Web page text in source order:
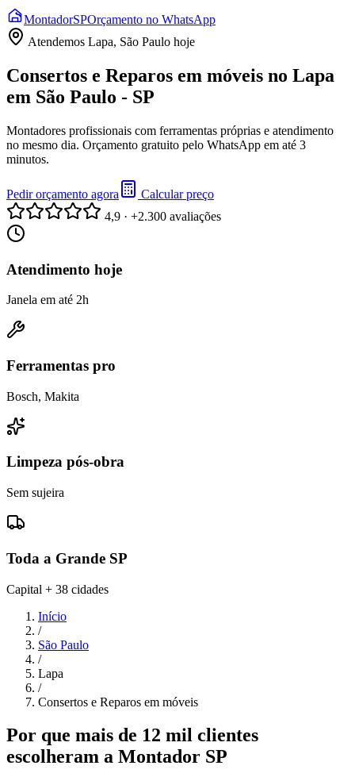
MontadorSPOrçamento no WhatsApp
Atendemos Lapa, São Paulo hoje
Consertos e Reparos em móveis no Lapa
em São Paulo - SP
Montadores profissionais com ferramentas próprias e atendimento
no mesmo dia. Orçamento gratuito pelo WhatsApp em até 3
minutos.
Pedir orçamento agora
Calcular preço
4,9 · +2.300 avaliações
Atendimento hoje
Janela em até 2h
Ferramentas pro
Bosch, Makita
Limpeza pós-obra
Sem sujeira
Toda a Grande SP
Capital + 38 cidades
Início
/
São Paulo
/
Lapa
/
Consertos e Reparos em móveis
Por que mais de 12 mil clientes
escolheram a Montador SP